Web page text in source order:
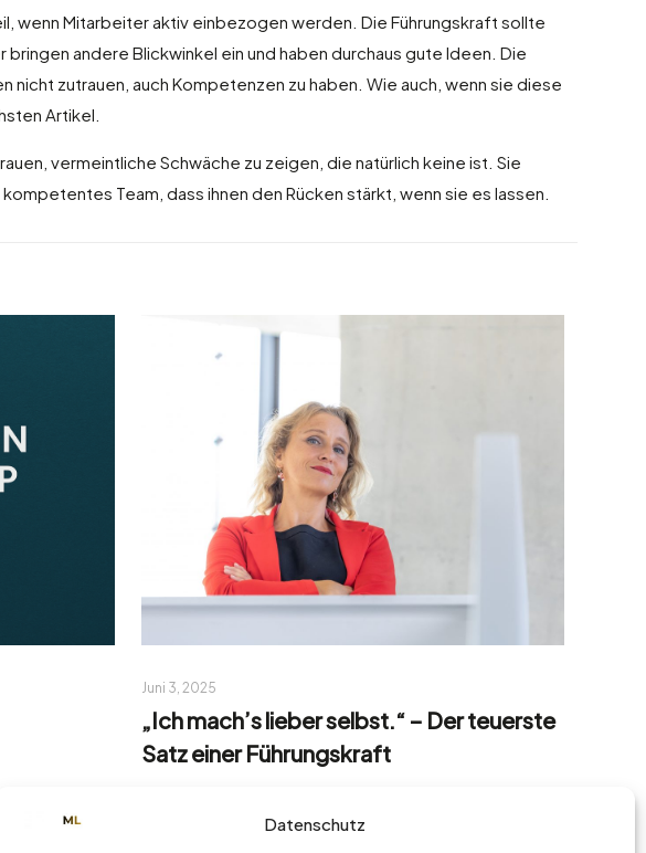
Datenschutz
wenn Mitarbeiter aktiv einbezogen werden. Die Führungskraft sollte
andere Blickwinkel ein und haben durchaus gute Ideen. Die
zutrauen, auch Kompetenzen zu haben. Wie auch, wenn sie diese
Artikel.
vermeintliche Schwäche zu zeigen, die natürlich keine ist. Sie
Team, dass ihnen den Rücken stärkt, wenn sie es lassen.
Juni 3, 2025
„Ich mach’s lieber selbst.“ – Der teuerste
Satz einer Führungskraft
Read more